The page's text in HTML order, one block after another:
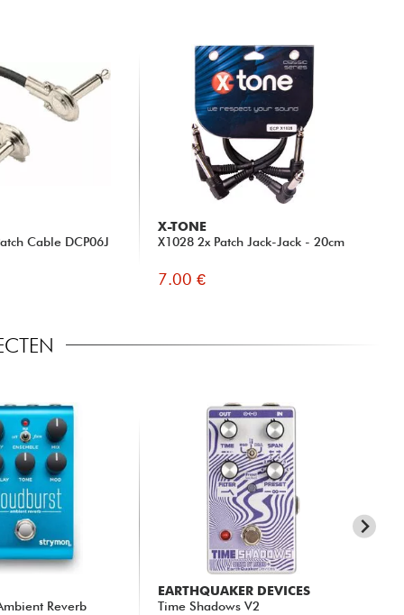
Cable DCP06J
X-TONE
X1028 2x Patch Jack-Jack - 20cm
7.00 €
Reverb
EARTHQUAKER DEVICES
Time Shadows V2